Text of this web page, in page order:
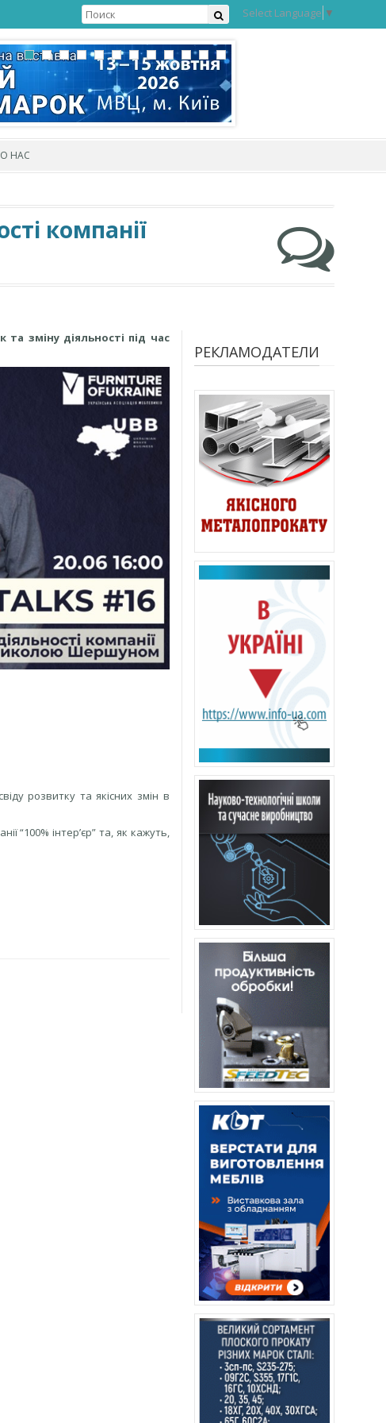
Select Language ▼
О НАС
компанії
та зміну діяльності під час
розвитку та якісних змін в
“100% інтер’єр” та, як кажуть,
РЕКЛАМОДАТЕЛИ